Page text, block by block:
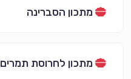
מתכון הסברינה
מתכון לחרוסת תמרים